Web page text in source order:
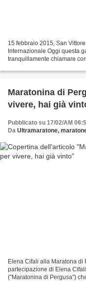
15 febbraio 2015, San
Internazionale Oggi questa
tranquillamente chiamare
Maratonina di
vivere, hai già
Pubblicato su 17/02/AM
Da Ultramaratone,
Elena Cifali alla Maratona di
partecipazione di Elena
("Maratonina di Pergusa")